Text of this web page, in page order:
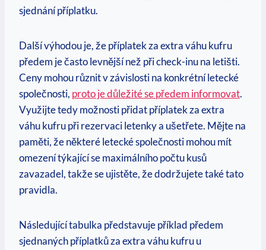
sjednání příplatku.
Další výhodou je, že příplatek za extra váhu kufru
předem je často levnější než při check-inu na letišti.
Ceny mohou různit v závislosti na konkrétní letecké
společnosti, proto je důležité se předem informovat.
Využijte tedy možnosti přidat příplatek za extra
váhu kufru při rezervaci letenky a ušetřete. Mějte na
paměti, že některé letecké společnosti mohou mít
omezení týkající se maximálního počtu kusů
zavazadel, takže se ujistěte, že dodržujete také tato
pravidla.
Následující tabulka představuje příklad předem
sjednaných příplatků za extra váhu kufru u